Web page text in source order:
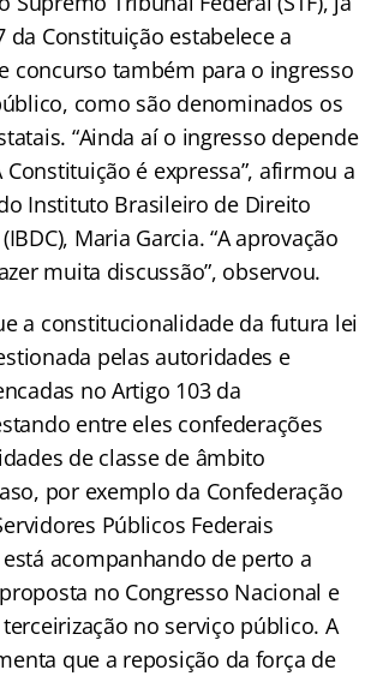
da Constituição estabelece a
concurso também para o ingresso
como são denominados os
“Ainda aí o ingresso depende
Constituição é expressa”, afirmou a
Instituto Brasileiro de Direito
Maria Garcia. “A aprovação
muita discussão”, observou.
a constitucionalidade da futura lei
pelas autoridades e
no Artigo 103 da
entre eles confederações
de classe de âmbito
por exemplo da Confederação
Públicos Federais
acompanhando de perto a
no Congresso Nacional e
no serviço público. A
que a reposição da força de